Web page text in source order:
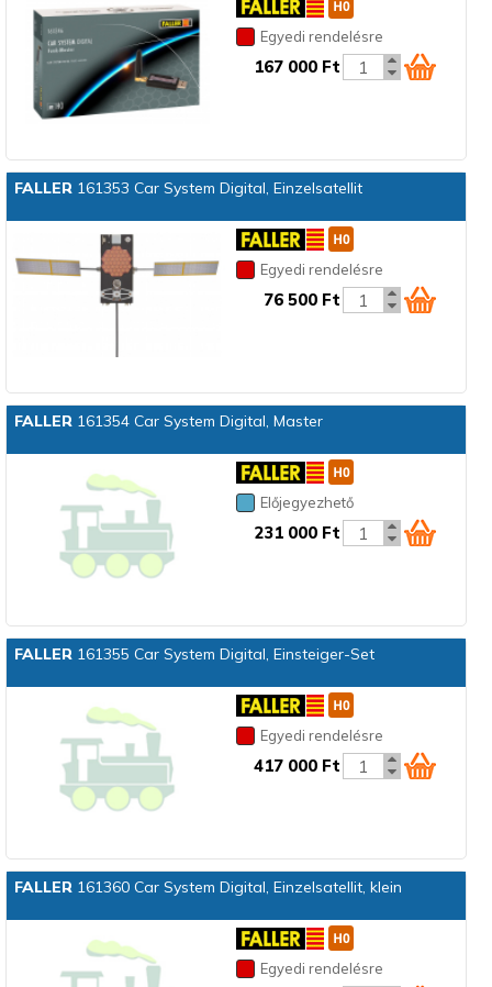
Egyedi rendelésre
167 000 Ft
FALLER161353 Car System Digital, Einzelsatellit
Egyedi rendelésre
76 500 Ft
FALLER161354 Car System Digital, Master
Előjegyezhető
231 000 Ft
FALLER161355 Car System Digital, Einsteiger-Set
Egyedi rendelésre
417 000 Ft
FALLER161360 Car System Digital, Einzelsatellit, klein
Egyedi rendelésre